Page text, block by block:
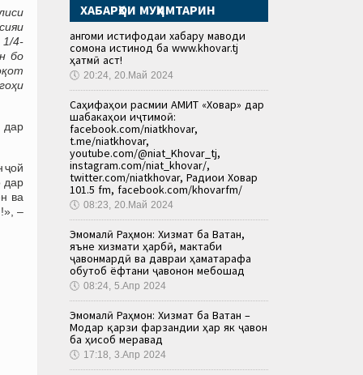
4-
бо
дар
ҷой
дар
ва
–
ХАБАРҲОИ МУҲИМТАРИН
Ҳангоми истифодаи хабару маводи
сомона истинод ба www.khovar.tj
ҳатмӣ аст!
🕔 20:24, 20.Май 2024
Саҳифаҳои расмии АМИТ «Ховар» дар
шабакаҳои иҷтимоӣ:
facebook.com/niatkhovar,
t.me/niatkhovar,
youtube.com/@niat_Khovar_tj,
instagram.com/niat_khovar/,
twitter.com/niatkhovar, Радиои Ховар
101.5 fm, facebook.com/khovarfm/
🕔 08:23, 20.Май 2024
Эмомалӣ Раҳмон: Хизмат ба Ватан,
яъне хизмати ҳарбӣ, мактаби
ҷавонмардӣ ва давраи ҳаматарафа
обутоб ёфтани ҷавонон мебошад
🕔 08:24, 5.Апр 2024
Эмомалӣ Раҳмон: Хизмат ба Ватан –
Модар қарзи фарзандии ҳар як ҷавон
ба ҳисоб меравад
🕔 17:18, 3.Апр 2024